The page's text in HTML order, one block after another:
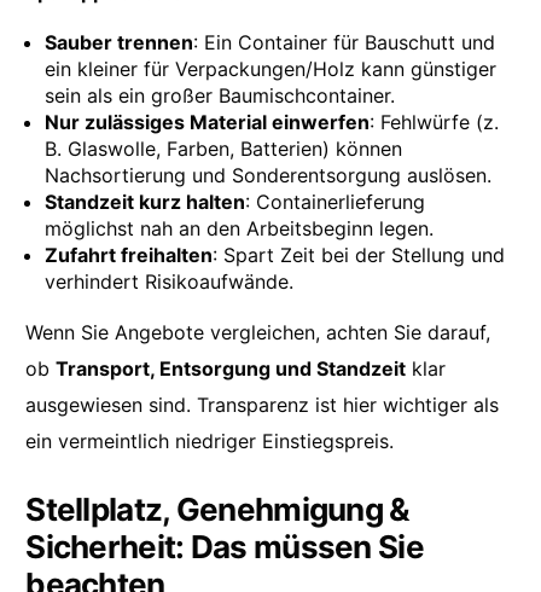
Sauber trennen: Ein Container für Bauschutt und
ein kleiner für Verpackungen/Holz kann günstiger
sein als ein großer Baumischcontainer.
Nur zulässiges Material einwerfen: Fehlwürfe (z.
B. Glaswolle, Farben, Batterien) können
Nachsortierung und Sonderentsorgung auslösen.
Standzeit kurz halten: Containerlieferung
möglichst nah an den Arbeitsbeginn legen.
Zufahrt freihalten: Spart Zeit bei der Stellung und
verhindert Risikoaufwände.
Wenn Sie Angebote vergleichen, achten Sie darauf,
obTransport, Entsorgung und Standzeit klar
ausgewiesen sind. Transparenz ist hier wichtiger als
ein vermeintlich niedriger Einstiegspreis.
Stellplatz, Genehmigung &
Sicherheit: Das müssen Sie